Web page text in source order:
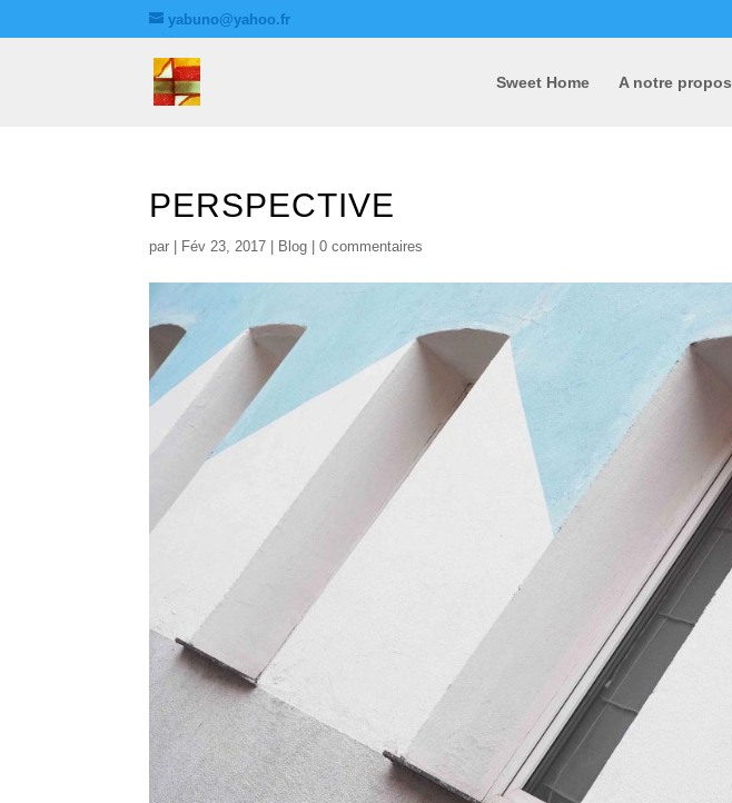
yabuno@yahoo.fr
Sweet Home A notre propos
PERSPECTIVE
par Fév 23, 2017 Blog |0 commentaires